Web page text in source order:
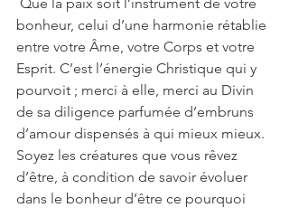
bonheur, celui d’une harmonie rétablie
entre votre Âme, votre Corps et votre
Esprit. C’est l’énergie Christique qui y
pourvoit ; merci à elle, merci au Divin
de sa diligence parfumée d’embruns
d’amour dispensés à qui mieux mieux.
Soyez les créatures que vous rêvez
d’être, à condition de savoir évoluer
dans le bonheur d’être ce pourquoi